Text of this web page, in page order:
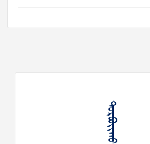
ᠳᠣᠷᠪᠤᠶᠢᠬᠤ